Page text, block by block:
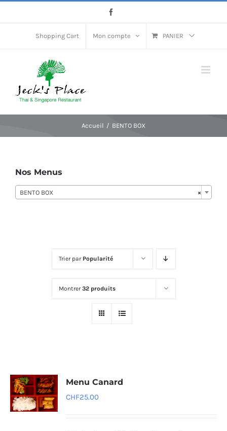
Shopping Cart Mon compte PANIER
Accueil BENTO BOX
Trier par Popularité
Montrer32 produits
Menu Canard
CHF25.00
Nos Menus
×
BENTO BOX